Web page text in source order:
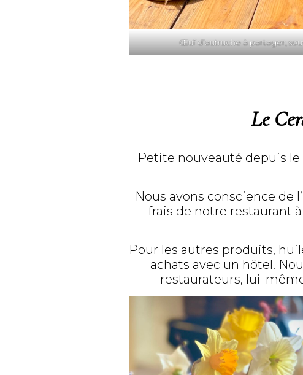
Œuf d’autruche à partager,
Le
Petite nouveauté depuis
Nous avons conscience de
frais de notre restaurant
Pour les autres produits,
achats avec un hôtel.
restaurateurs, lui-